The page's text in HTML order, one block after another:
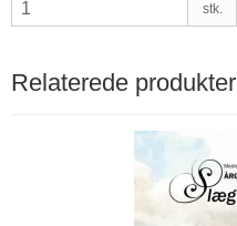
stk.
Relaterede produkter